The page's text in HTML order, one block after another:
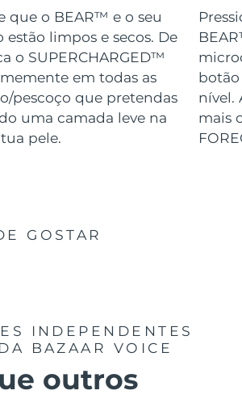
que o BEAR™ e o seu
estão limpos e secos. De
o SUPERCHARGED™
em todas as
pescoço que pretendas
uma camada leve na
pele.
nível.
mais
GOSTAR
INDEPENDENTES
BAZAAR VOICE
outros